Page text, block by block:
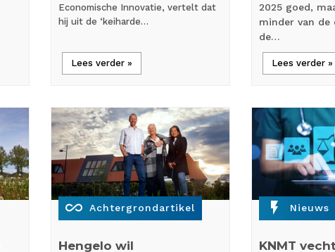
Economische Innovatie, vertelt dat
hij uit de ‘keiharde…
Lees verder »
2025 goed,
minder van de
de…
Lees verder »
all_inclusive Achtergrondartikel
Hengelo wil
flash_on Nieuws
KNMT